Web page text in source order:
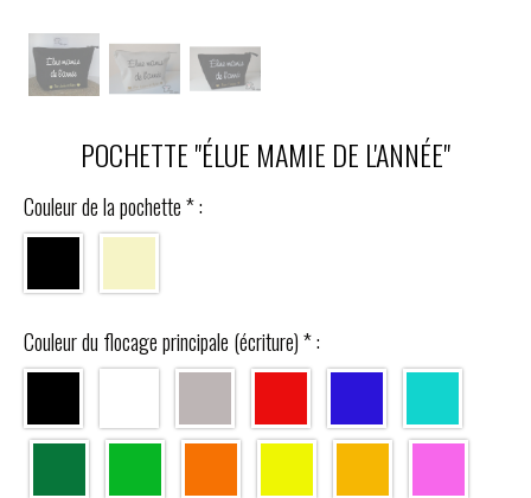
POCHETTE "ÉLUE MAMIE DE L'ANNÉE"
Couleur de la pochette*:
Couleur du flocage principale (écriture)*: